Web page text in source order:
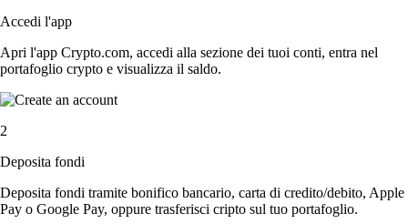
Accedi l'app
Apri l'app Crypto.com, accedi alla sezione dei tuoi conti, entra nel
portafoglio crypto e visualizza il saldo.
2
Deposita fondi
Deposita fondi tramite bonifico bancario, carta di credito/debito, Apple
Pay o Google Pay, oppure trasferisci cripto sul tuo portafoglio.